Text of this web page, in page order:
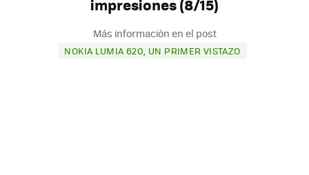
impresiones (8/15)
Más información en el post
NOKIA LUMIA 620, UN PRIMER VISTAZO